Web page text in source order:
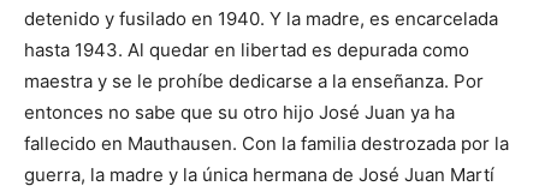
detenido y fusilado en 1940. Y la madre, es encarcelada
hasta 1943. Al quedar en libertad es depurada como
maestra y se le prohíbe dedicarse a la enseñanza. Por
entonces no sabe que su otro hijo José Juan ya ha
fallecido en Mauthausen. Con la familia destrozada por la
guerra, la madre y la única hermana de José Juan Martí